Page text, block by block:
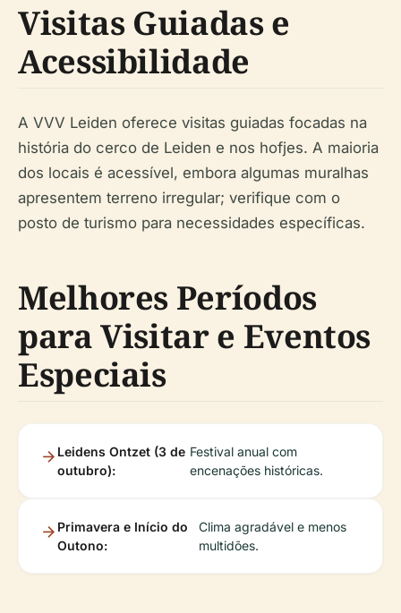
Visitas Guiadas e
Acessibilidade
A VVV Leiden oferece visitas guiadas focadas na
história do cerco de Leiden e nos hofjes. A maioria
dos locais é acessível, embora algumas muralhas
apresentem terreno irregular; verifique com o
posto de turismo para necessidades específicas.
Melhores Períodos
para Visitar e Eventos
Especiais
Leidens Ontzet (3 de
outubro):
Festival anual com
encenações históricas.
Primavera e Início do
Outono:
Clima agradável e menos
multidões.